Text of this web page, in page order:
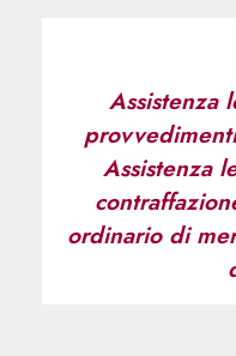
Assistenza
Assistenza
ordinario di